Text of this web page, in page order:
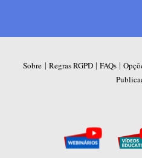
Sobre | Regras RGPD| FAQs|